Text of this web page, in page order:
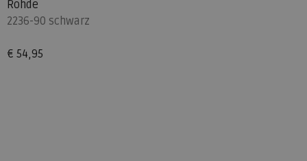
Rohde
2236-90 schwarz
€ 54,95